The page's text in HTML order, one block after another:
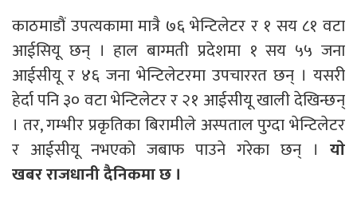
काठमाडौं उपत्यकामा मात्रै ७६ भेन्टिलेटर र १ सय ८१ वटा
आईसियू छन् । हाल बाग्मती प्रदेशमा १ सय ५५ जना
आईसीयू र ४६ जना भेन्टिलेटरमा उपचाररत छन् । यसरी
हेर्दा पनि ३० वटा भेन्टिलेटर र २१ आईसीयू खाली देखिन्छन्
। तर, गम्भीर प्रकृतिका बिरामीले अस्पताल पुग्दा भेन्टिलेटर
र आईसीयू नभएको जबाफ पाउने गरेका छन् । याे
खबर राजधानी दैनिकमा छ ।